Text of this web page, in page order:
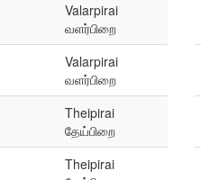
Valarpirai
வளர்பிறை
Valarpirai
வளர்பிறை
Theipirai
தேய்பிறை
Theipirai